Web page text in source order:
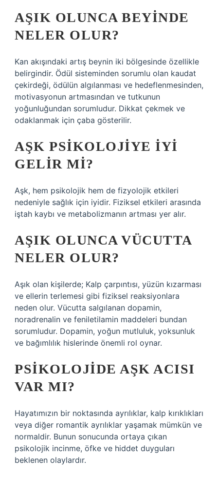
AŞIK OLUNCA BEYINDE
NELER OLUR?
Kan akışındaki artış beynin iki bölgesinde özellikle
belirgindir. Ödül sisteminden sorumlu olan kaudat
çekirdeği, ödülün algılanması ve hedeflenmesinden,
motivasyonun artmasından ve tutkunun
yoğunluğundan sorumludur. Dikkat çekmek ve
odaklanmak için çaba gösterilir.
AŞK PSIKOLOJIYE IYI
GELIR MI?
Aşk, hem psikolojik hem de fizyolojik etkileri
nedeniyle sağlık için iyidir. Fiziksel etkileri arasında
iştah kaybı ve metabolizmanın artması yer alır.
AŞIK OLUNCA VÜCUTTA
NELER OLUR?
Aşık olan kişilerde; Kalp çarpıntısı, yüzün kızarması
ve ellerin terlemesi gibi fiziksel reaksiyonlara
neden olur. Vücutta salgılanan dopamin,
noradrenalin ve feniletilamin maddeleri bundan
sorumludur. Dopamin, yoğun mutluluk, yoksunluk
ve bağımlılık hislerinde önemli rol oynar.
PSIKOLOJIDE AŞK ACISI
VAR MI?
Hayatımızın bir noktasında ayrılıklar, kalp kırıklıkları
veya diğer romantik ayrılıklar yaşamak mümkün ve
normaldir. Bunun sonucunda ortaya çıkan
psikolojik incinme, öfke ve hiddet duyguları
beklenen olaylardır.